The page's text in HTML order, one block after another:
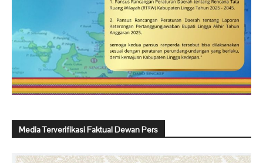
Media Terverifikasi Faktual Dewan Pers